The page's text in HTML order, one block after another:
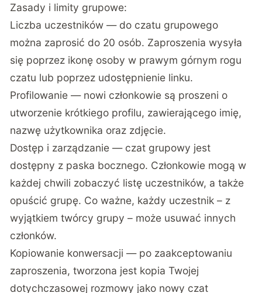
Zasady i limity grupowe:
Liczba uczestników — do czatu grupowego
można zaprosić do 20 osób. Zaproszenia wysyła
się poprzez ikonę osoby w prawym górnym rogu
czatu lub poprzez udostępnienie linku.
Profilowanie — nowi członkowie są proszeni o
utworzenie krótkiego profilu, zawierającego imię,
nazwę użytkownika oraz zdjęcie.
Dostęp i zarządzanie — czat grupowy jest
dostępny z paska bocznego. Członkowie mogą w
każdej chwili zobaczyć listę uczestników, a także
opuścić grupę. Co ważne, każdy uczestnik – z
wyjątkiem twórcy grupy – może usuwać innych
członków.
Kopiowanie konwersacji — po zaakceptowaniu
zaproszenia, tworzona jest kopia Twojej
dotychczasowej rozmowy jako nowy czat